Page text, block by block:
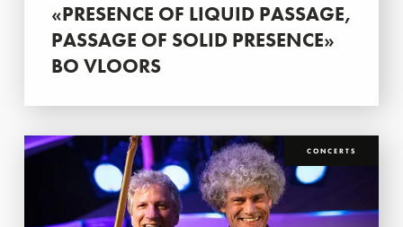
«PRESENCE OF LIQUID PASSAGE,
PASSAGE OF SOLID PRESENCE»
BO VLOORS
CONCERTS